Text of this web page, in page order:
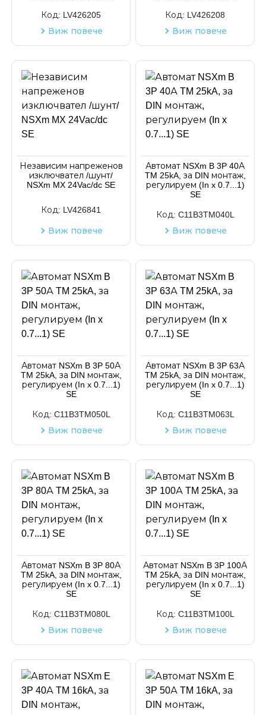
Код: LV426205
Виж повече
Код: LV426208
Виж повече
Независим напреженов
изключвател /шунт/
NSXm MX 24Vac/dc SE
Код: LV426841
Виж повече
Автомат NSXm B 3P 40А
TM 25kA, за DIN монтаж,
регулируем (In x 0.7...1)
SE
Код: C11B3TM040L
Виж повече
Автомат NSXm B 3P 50А
TM 25kA, за DIN монтаж,
регулируем (In x 0.7...1)
SE
Код: C11B3TM050L
Виж повече
Автомат NSXm B 3P 63А
TM 25kA, за DIN монтаж,
регулируем (In x 0.7...1)
SE
Код: C11B3TM063L
Виж повече
Автомат NSXm B 3P 80А
TM 25kA, за DIN монтаж,
регулируем (In x 0.7...1)
SE
Код: C11B3TM080L
Виж повече
Автомат NSXm B 3P 100А
TM 25kA, за DIN монтаж,
регулируем (In x 0.7...1)
SE
Код: C11B3TM100L
Виж повече